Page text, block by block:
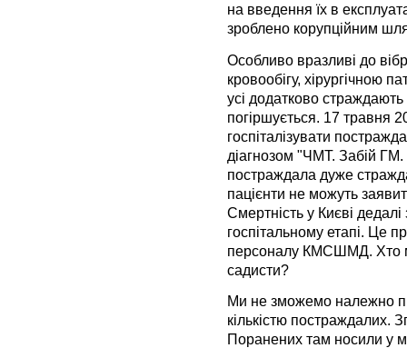
на введення їх в
зроблено корупційним
Особливо вразливі до
кровообігу, хірургічною
усі додатково страждають
погіршується. 17 травня
госпіталізувати
діагнозом "ЧМТ. Забій
постраждала дуже
пацієнти не можуть
Смертність у Києві
госпітальному етапі. Це
персоналу КМСШМД. Хто
садисти?
Ми не зможемо належно
кількістю постраждалих.
Поранених там носили у